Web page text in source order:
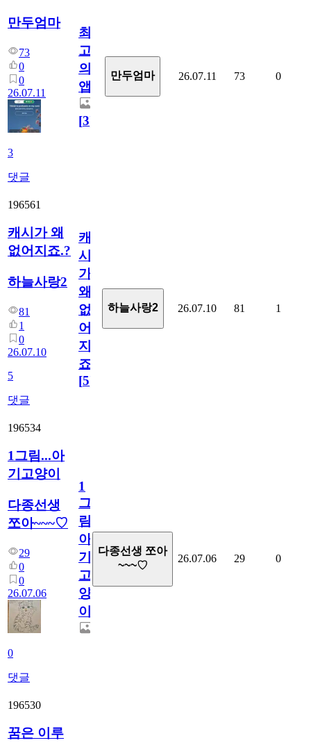
만두엄마
73
0
0
26.07.11
3
댓글
최
고
의
앱.
[3]
만두엄마 26.07.11 73 0
196561
캐시가 왜
없어지죠.?
하늘사랑2
81
1
0
26.07.10
5
댓글
캐
시
가
왜
없
어
지
죠.?
[5]
하늘사랑2 26.07.10 81 1
196534
1그림...아
기고양이
다종선생
쪼아~~~♡
29
0
0
26.07.06
0
댓글
1
그
림...
아
기
고
양
이
다종선생 쪼아
~~~♡
26.07.06 29 0
196530
꿈은 이루